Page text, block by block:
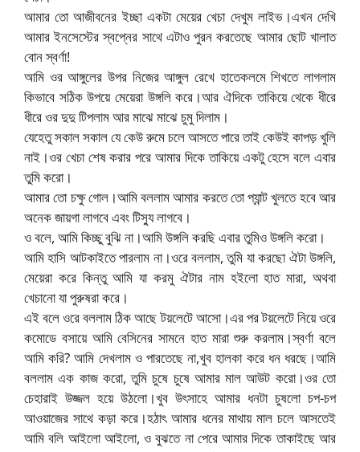
আমার তো আজীবনের ইচ্ছা একটা মেয়ের খেচা দেখুম লাইভ।এখন দেখি
আমার ইনসেস্টের স্বপ্নের সাথে এটাও পুরন করতেছে আমার ছোট খালাত
বোন স্বর্ণা!
আমি ওর আঙ্গুলের উপর নিজের আঙ্গুল রেখে হাতেকলমে শিখতে লাগলাম
কিভাবে সঠিক উপয়ে মেয়েরা উঙ্গলি করে।আর ঐদিকে তাকিয়ে থেকে ধীরে
ধীরে ওর দুদু টিপলাম আর মাঝে মাঝে চুমু দিলাম।
যেহেতু সকাল সকাল যে কেউ রুমে চলে আসতে পারে তাই কেউই কাপড় খুলি
নাই।ওর খেচা শেষ করার পরে আমার দিকে তাকিয়ে একটু হেসে বলে এবার
তুমি করো।
আমার তো চক্ষু গোল।আমি বললাম আমার করতে তো প্যান্ট খুলতে হবে আর
অনেক জায়গা লাগবে এবং টিস্যু লাগবে।
ও বলে, আমি কিচ্ছু বুঝি না।আমি উঙ্গলি করছি এবার তুমিও উঙ্গলি করো।
আমি হাসি আটকাইতে পারলাম না।ওরে বললাম, তুমি যা করছো ঐটা উঙ্গলি,
মেয়েরা করে কিন্তু আমি যা করমু ঐটার নাম হইলো হাত মারা, অথবা
খেচানো যা পুরুষরা করে।
এই বলে ওরে বললাম ঠিক আছে টয়লেটে আসো।এর পর টয়লেটে নিয়ে ওরে
কমোডে বসায়ে আমি বেসিনের সামনে হাত মারা শুরু করলাম।স্বর্ণা বলে
আমি করি? আমি দেখলাম ও পারতেছে না,খুব হালকা করে ধন ধরছে।আমি
বললাম এক কাজ করো, তুমি চুষে চুষে আমার মাল আউট করো।ওর তো
চেহারাই উজ্জল হয়ে উঠলো।খুব উৎসাহে আমার ধনটা চুষলো চপ-চপ
আওয়াজের সাথে কড়া করে।হঠাৎ আমার ধনের মাথায় মাল চলে আসতেই
আমি বলি আইলো আইলো, ও বুঝতে না পেরে আমার দিকে তাকাইছে আর